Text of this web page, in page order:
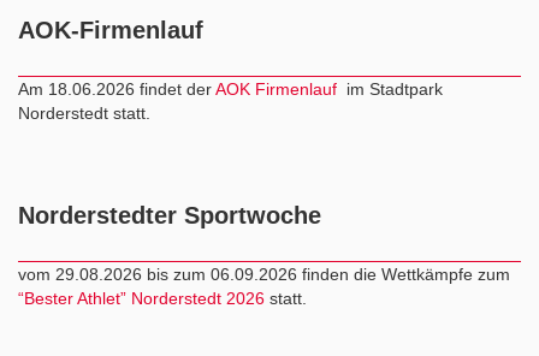
AOK-Firmenlauf
Am 18.06.2026 findet derAOK Firmenlauf im Stadtpark
Norderstedt statt.
Norderstedter Sportwoche
vom 29.08.2026 bis zum 06.09.2026 finden die Wettkämpfe zum
“Bester Athlet” Norderstedt 2026 statt.